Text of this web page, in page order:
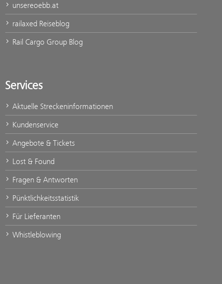
unsereoebb.at
railaxed Reiseblog
Rail Cargo Group Blog
Services
Aktuelle Streckeninformationen
Kundenservice
Angebote & Tickets
Lost & Found
Fragen & Antworten
Pünktlichkeitsstatistik
Für Lieferanten
Whistleblowing